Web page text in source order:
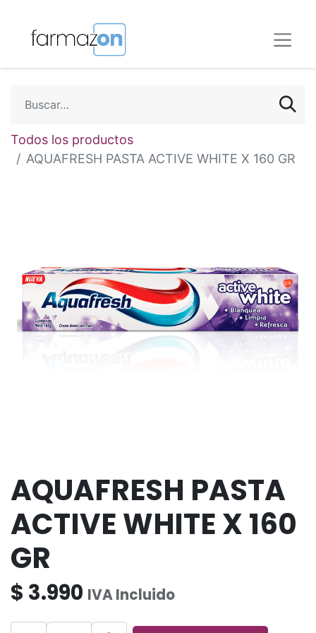
Todos los productos
AQUAFRESH PASTA ACTIVE WHITE X 160 GR
AQUAFRESH PASTA
ACTIVE WHITE X 160
GR
$ 3.990 IVA Incluido